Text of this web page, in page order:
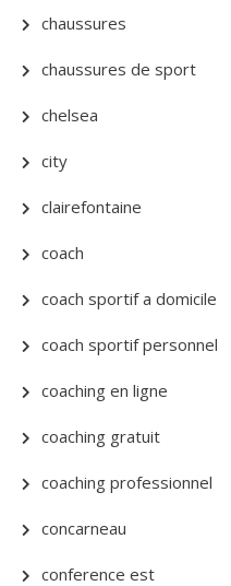
chaussures
chaussures de sport
chelsea
city
clairefontaine
coach
coach sportif a domicile
coach sportif personnel
coaching en ligne
coaching gratuit
coaching professionnel
concarneau
conference est